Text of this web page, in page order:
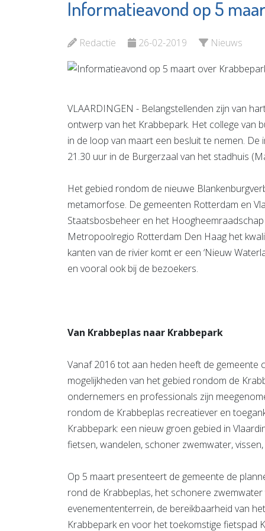
Informatieavond op 5
Redactie 26-02-2019 Nieuws
VLAARDINGEN - Belangstellenden zijn van
ontwerp van het Krabbepark. Het college
in de loop van maart een besluit te nemen.
21.30 uur in de Burgerzaal van het stadhuis
Het gebied rondom de nieuwe
metamorfose. De gemeenten Rotterdam en
Staatsbosbeheer en het
Metropoolregio Rotterdam Den Haag het
kanten van de rivier komt er een ‘Nieuw
en vooral ook bij de bezoekers.
Van Krabbeplas naar Krabbepark
Vanaf 2016 tot aan heden heeft de gemeente
mogelijkheden van het gebied rondom de
ondernemers en professionals zijn
rondom de Krabbeplas recreatiever en
Krabbepark: een nieuw groen gebied in
fietsen, wandelen, schoner zwemwater,
Op 5 maart presenteert de gemeente de
rond de Krabbeplas, het schonere
evenemententerrein, de bereikbaarheid van
Krabbepark en voor het toekomstige fietspad
Waterweg
Bekijk de pagina Bekijk de